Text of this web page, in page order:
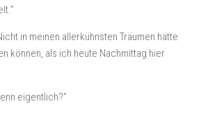
in meinen allerkühnsten Träumen hätte
können, als ich heute Nachmittag hier
eigentlich?”